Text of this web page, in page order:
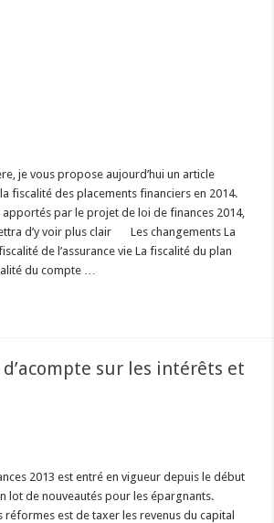
je vous propose aujourd’hui un article
fiscalité des placements financiers en 2014.
apportés par le projet de loi de finances 2014,
d’y voir plus clair
Les changements La
de l’assurance vie La fiscalité du plan
du compte …
sur les intérêts et
2013 est entré en vigueur depuis le début
lot de nouveautés pour les épargnants.
réformes est de taxer les revenus du capital